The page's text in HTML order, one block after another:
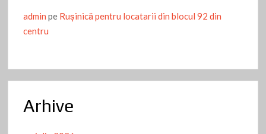
admin pe Ruşinică pentru locatarii din blocul 92 din
centru
Arhive